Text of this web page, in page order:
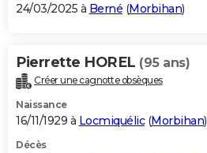
24/03/2025 à Berné (Morbihan)
Pierrette HOREL (95 ans)
Créer une cagnotte obsèques
Naissance
16/11/1929 à Locmiquélic(Morbihan)
Décès